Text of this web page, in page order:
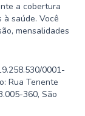
a cobertura
saúde. Você
mensalidades
0001-
Rua Tenente
360, São